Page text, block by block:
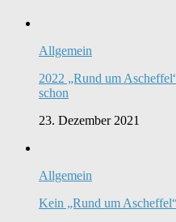
Allgemein
2022 „Rund um
schon
23. Dezember 2021
Allgemein
Kein „Rund um